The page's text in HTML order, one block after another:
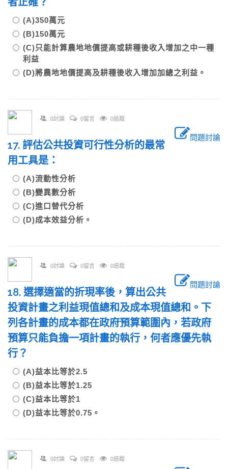
(A)350萬元
(B)150萬元
(C)只能計算農地地價提高或耕種後收入增加之中一種
利益
(D)將農地地價提高及耕種後收入增加加總之利益。
0討論 0留言 0追蹤
問題討論
17. 評估公共投資可行性分析的最常
用工具是：
(A)流動性分析
(B)變異數分析
(C)進口替代分析
(D)成本效益分析。
0討論 0留言 0追蹤
問題討論
18. 選擇適當的折現率後，算出公共
投資計畫之利益現值總和及成本現值總和。下
列各計畫的成本都在政府預算範圍內，若政府
預算只能負擔一項計畫的執行，何者應優先執
行？
(A)益本比等於2.5
(B)益本比等於1.25
(C)益本比等於1
(D)益本比等於0.75。
0討論 0留言 0追蹤